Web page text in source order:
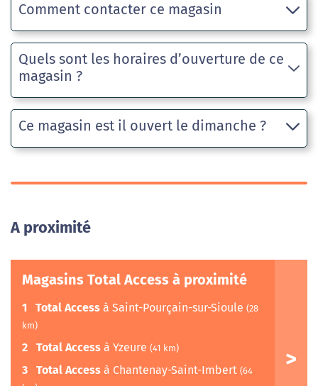
Comment contacter ce magasin
Quels sont les horaires d’ouverture de ce
magasin ?
Ce magasin est il ouvert le dimanche ?
A proximité
Magasins Total Access à proximité
1 Total Access à Saint-Pourçain-sur-Sioule (28
km)
2 Total Access à Yzeure (41 km)
3 Total Access à Chantenay-Saint-Imbert (64